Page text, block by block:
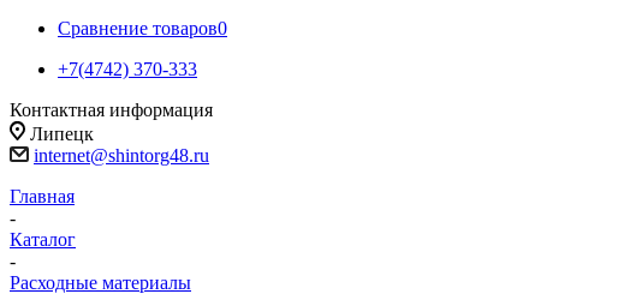
Сравнение товаров0
+7(4742) 370-333
Контактная информация
Липецк
internet@shintorg48.ru
Главная
-
Каталог
-
Расходные материалы